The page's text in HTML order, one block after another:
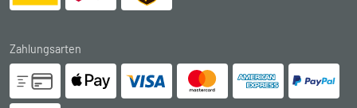
Zahlungsarten